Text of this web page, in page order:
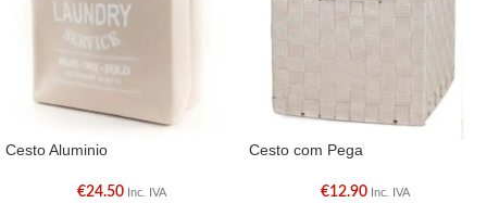
Cesto Aluminio
€24.50 Inc. IVA
Cesto com Pega
€12.90 Inc. IVA